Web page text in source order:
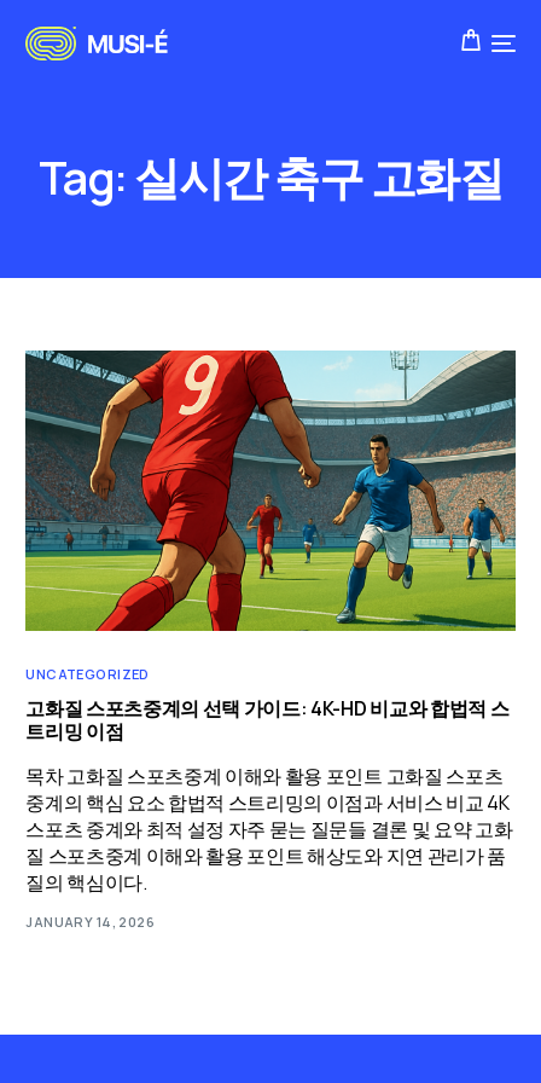
Tag:실시간 축구 고화질
UNCATEGORIZED
고화질 스포츠중계의 선택 가이드: 4K-HD 비교와 합법적 스
트리밍 이점
목차 고화질 스포츠중계 이해와 활용 포인트 고화질 스포츠
중계의 핵심 요소 합법적 스트리밍의 이점과 서비스 비교 4K
스포츠 중계와 최적 설정 자주 묻는 질문들 결론 및 요약 고화
질 스포츠중계 이해와 활용 포인트 해상도와 지연 관리가 품
질의 핵심이다.
JANUARY 14, 2026